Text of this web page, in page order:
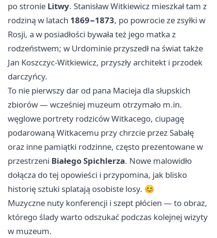
po stronie Litwy. Stanisław Witkiewicz mieszkał tam z
rodziną w latach 1869−1873, po powrocie ze zsyłki w
Rosji, a w posiadłości bywała też jego matka z
rodzeństwem; w Urdominie przyszedł na świat także
Jan Koszczyc‑Witkiewicz, przyszły architekt i przodek
darczyńcy.
To nie pierwszy dar od pana Macieja dla słupskich
zbiorów — wcześniej muzeum otrzymało m.in.
węglowe portrety rodziców Witkacego, ciupagę
podarowaną Witkacemu przy chrzcie przez Sabałę
oraz inne pamiątki rodzinne, często prezentowane w
przestrzeni Białego Spichlerza. Nowe malowidło
dołącza do tej opowieści i przypomina, jak blisko
historię sztuki splatają osobiste losy. 😊
Muzyczne nuty konferencji i szept płócien — to obraz,
którego ślady warto odszukać podczas kolejnej wizyty
w muzeum.